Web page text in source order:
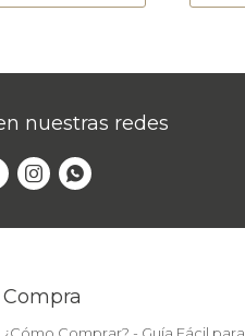
nuestras redes
 
Compra